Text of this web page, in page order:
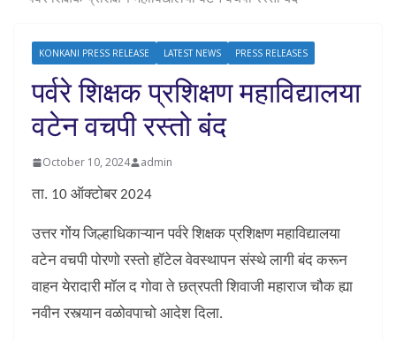
KONKANI PRESS RELEASE LATEST NEWS PRESS RELEASES
पर्वरे शिक्षक प्रशिक्षण महाविद्यालया
वटेन वचपी रस्तो बंद
October 10, 2024 admin
ता. 10 ऑक्टोबर 2024
उत्तर गोंय जिल्हाधिकाऱ्यान पर्वरे शिक्षक प्रशिक्षण महाविद्यालया
वटेन वचपी पोरणो रस्तो हॉटेल वेवस्थापन संस्थे लागी बंद करून
वाहन येरादारी मॉल द गोवा ते छत्रपती शिवाजी महाराज चौक ह्या
नवीन रस्त्यान वळोवपाचो आदेश दिला.